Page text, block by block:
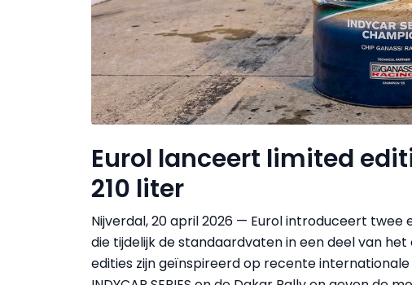
Eurol lanceert limited
210 liter
Nijverdal, 20 april 2026 — Eurol introduceert twee
die tijdelijk de standaardvaten in een deel van
edities zijn geïnspireerd op recente internationale